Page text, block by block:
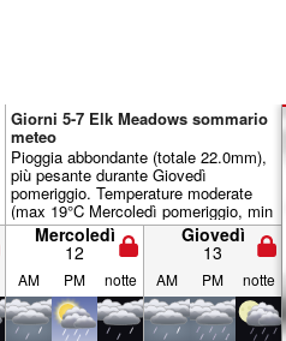
Giorni 5-7 Elk Meadows sommario
meteo
Pioggia abbondante (totale 22.0mm),
più pesante durante Giovedì
pomeriggio. Temperature moderate
(max 19°C Mercoledì pomeriggio, min
11°C Giovedì notte). Vento sarà
generalmente leggero.
Mercoledì
12
Giovedì
13
AM PM notte AM PM notte